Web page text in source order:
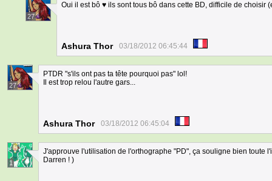
27
Oui il est bô ♥ ils sont tous bô dans cette BD, difficile de choisir
Ashura Thor 03/18/2012 06:45:44
27
PTDR "s'ils ont pas ta tête pourquoi pas" lol!
Il est trop relou l'autre gars...
Ashura Thor 03/18/2012 06:45:04
1
J'approuve l'utilisation de l'orthographe "PD", ça souligne bien toute
Darren ! )